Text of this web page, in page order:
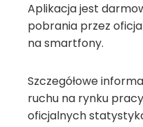
Aplikacja jest
pobrania przez
na smartfony.
Szczegółowe
ruchu na rynku
oficjalnych